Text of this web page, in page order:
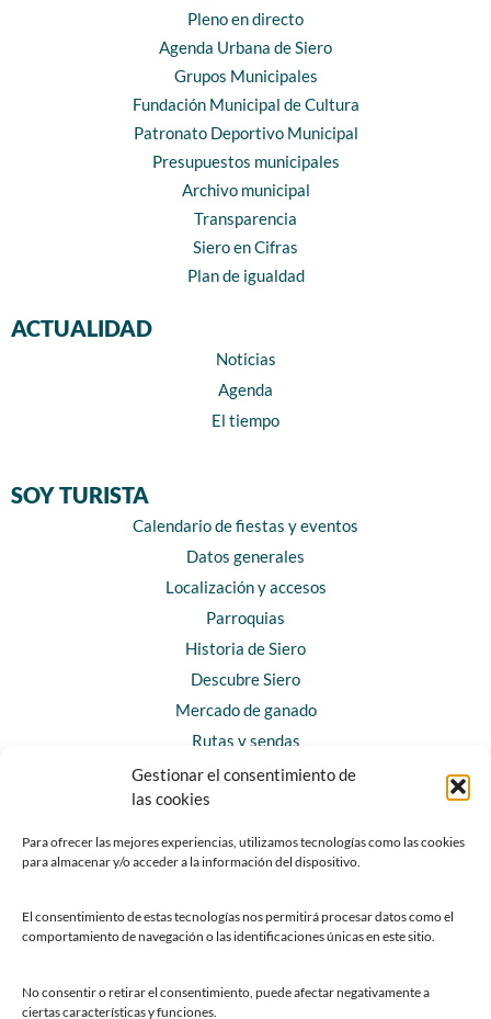
Gestionar el consentimiento de
las cookies
Para ofrecer las mejores experiencias, utilizamos tecnologías como las cookies
para almacenar y/o acceder a la información del dispositivo.
El consentimiento de estas tecnologías nos permitirá procesar datos como el
comportamiento de navegación o las identificaciones únicas en este sitio.
No consentir o retirar el consentimiento, puede afectar negativamente a
ciertas características y funciones.
Pleno en directo
Agenda Urbana de Siero
Grupos Municipales
Fundación Municipal de Cultura
Patronato Deportivo Municipal
Presupuestos municipales
Archivo municipal
Transparencia
Siero en Cifras
Plan de igualdad
ACTUALIDAD
Noticias
Agenda
El tiempo
SOY TURISTA
Calendario de fiestas y eventos
Datos generales
Localización y accesos
Parroquias
Historia de Siero
Descubre Siero
Mercado de ganado
Rutas y sendas
Horarios y contacto
Teléfonos de interés
Chatbot Siero
SEDES ELECTRÓNICAS
Sede del Ayuntamiento de Siero